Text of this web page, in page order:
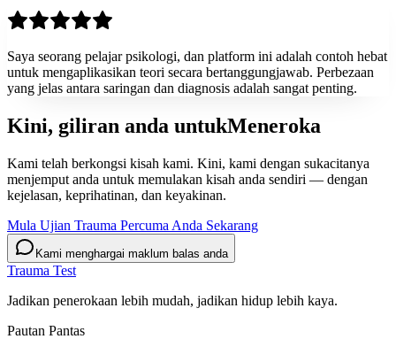
Saya seorang pelajar psikologi, dan platform ini adalah contoh hebat
untuk mengaplikasikan teori secara bertanggungjawab. Perbezaan
yang jelas antara saringan dan diagnosis adalah sangat penting.
Kini, giliran anda untukMeneroka
Kami telah berkongsi kisah kami. Kini, kami dengan sukacitanya
menjemput anda untuk memulakan kisah anda sendiri — dengan
kejelasan, keprihatinan, dan keyakinan.
Mula Ujian Trauma Percuma Anda Sekarang
Kami menghargai maklum balas anda
Trauma Test
Jadikan penerokaan lebih mudah, jadikan hidup lebih kaya.
Pautan Pantas